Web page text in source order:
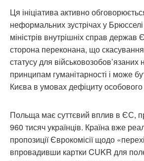
Ця ініціатива активно
неформальних зустрічах у
міністрів внутрішніх справ
сторона переконана, що
статусу для військовозобов’язаних
принципам гуманітарності і може
Києва в умовах дефіциту особового
Польща має суттєвий вплив в ЄС,
960 тисяч українців. Країна вже
пропозиції Єврокомісії щодо
впровадивши картки CUKR для